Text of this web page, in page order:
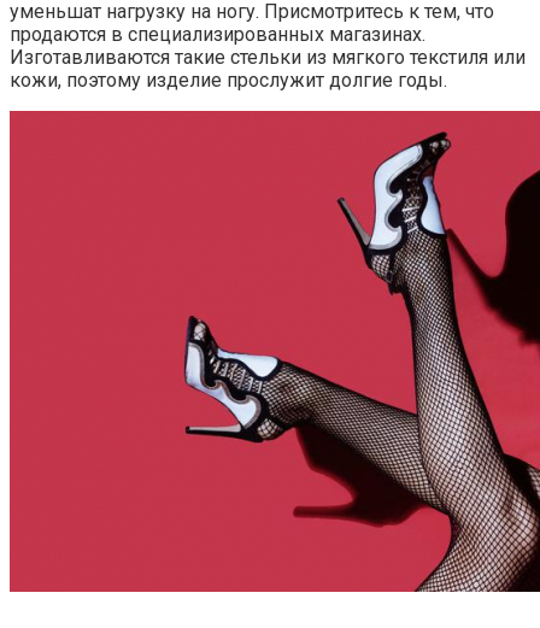
уменьшат нагрузку на ногу. Присмотритесь к тем, что
продаются в специализированных магазинах.
Изготавливаются такие стельки из мягкого текстиля или
кожи, поэтому изделие прослужит долгие годы.